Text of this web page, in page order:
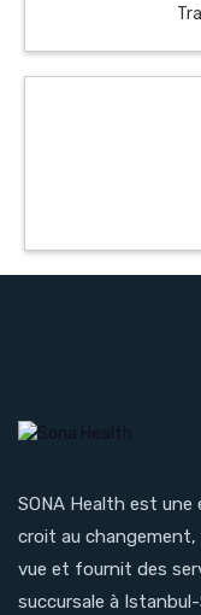
SONA Health est
croit au
vue et fournit des
succursale à